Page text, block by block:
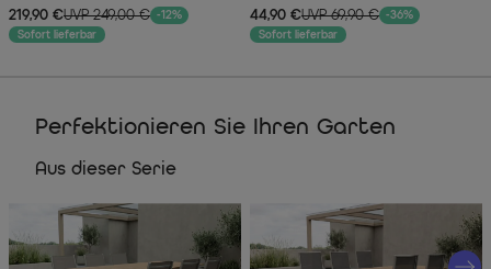
219,90 €UVP 249,00 € -12%
Sofort lieferbar
44,90 €UVP 69,90 € -36%
Sofort lieferbar
Perfektionieren Sie Ihren Garten
Aus dieser Serie